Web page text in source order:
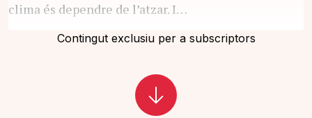
clima és dependre de l’atzar. I…
Contingut exclusiu per a subscriptors